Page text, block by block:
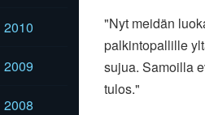
2010
2009
2008
"Nyt meidän
palkintopallille
sujua. Samoilla
tulos."